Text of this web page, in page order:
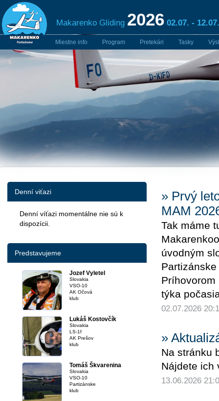
Makarenko Gliding 2026 02.07. -
Miestne info Program Pretekári Tasky
Denní viťazi
Denní víťazi momentálne nie sú k
dispozícii.
Predstavujeme
Jozef Vyletel
Slovakia
VSO-10
AK Očová
klub
Lukáš Kostovčík
Slovakia
LS-1f
AK Prešov
klub
Tomáš Škvarenina
Slovakia
VSO-10
Partizánske
klub
» Prvý
MAM
Tak máme
úvodným
týka
02.07.2026
»
Na stránku
Nájdete ich
13.06.2026